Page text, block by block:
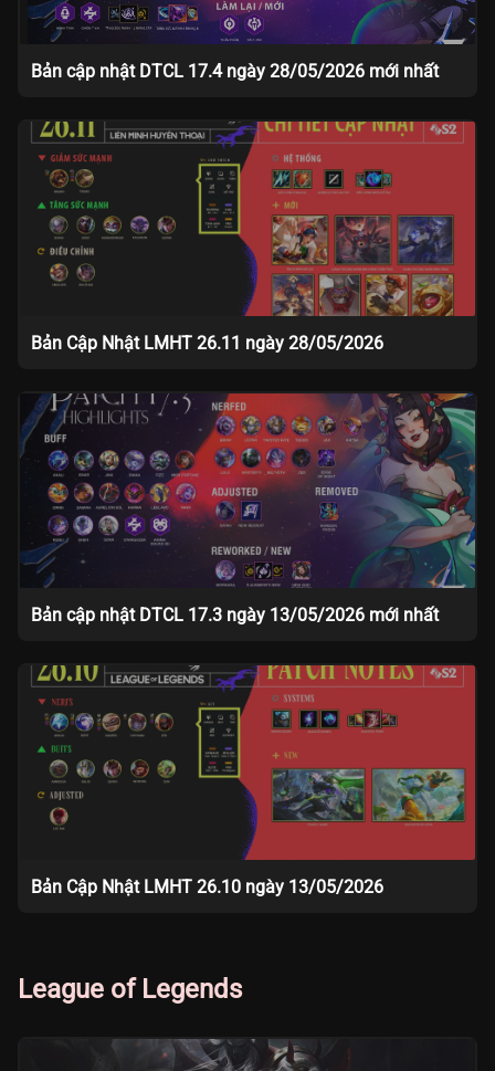
Bản cập nhật DTCL 17.4 ngày 28/05/2026 mới nhất
Bản Cập Nhật LMHT 26.11 ngày 28/05/2026
Bản cập nhật DTCL 17.3 ngày 13/05/2026 mới nhất
Bản Cập Nhật LMHT 26.10 ngày 13/05/2026
League of Legends